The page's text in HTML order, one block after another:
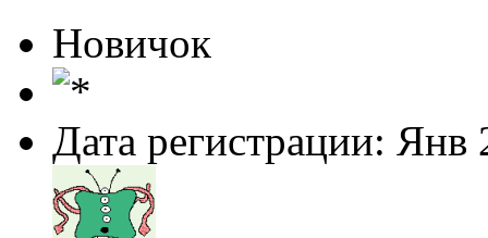
Новичок
Дата регистрации: Янв